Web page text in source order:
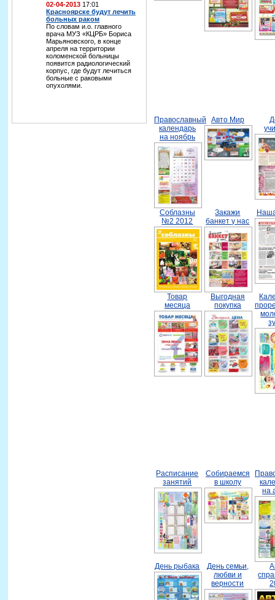
02-04-2013 17:01
Красноярске будут лечить
больных раком
По словам и.о. главного
врача МУЗ «КЦРБ» Бориса
Марьяновского, в конце
апреля на территории
коломенской больницы
появится радиологический
корпус, где будут лечиться
больные с раковыми
опухолями.
Православный
календарь
на ноябрь
Авто Мир
Соблазны
№2 2012
Закажи
банкет у нас
Товар
месяца
Выгодная
покупка
Расписание
занятий
Собираемся
в школу
на
День рыбака
День семьи,
любви и
верности